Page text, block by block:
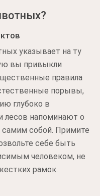
указывает на ту
вы привыкли
правила
порывы,
глубоко в
лесов напоминают о
собой. Примите
себе быть
человеком, не
рамок.